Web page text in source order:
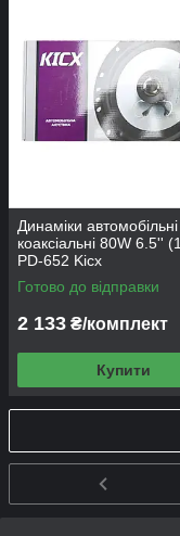
Динаміки автомобільні
коаксіальні 80W 6.5''
PD-652 Kicx
Готово до відправки
2 133 ₴/комплект
Купити